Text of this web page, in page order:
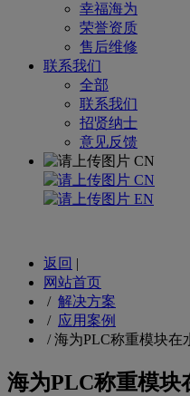
幸福海为
荣誉资质
售后维修
联系我们
全部
联系我们
招贤纳士
意见反馈
CN
CN
EN
返回 |
网站首页
/ 解决方案
/ 应用案例
/海为PLC称重模块在
海为PLC称重模块